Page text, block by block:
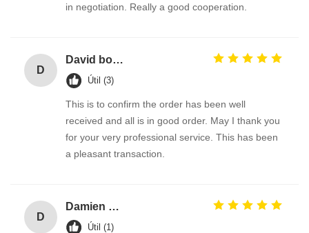
in negotiation. Really a good cooperation.
D
David borland
Útil (3)
This is to confirm the order has been well
received and all is in good order. May I thank you
for your very professional service. This has been
a pleasant transaction.
D
Damien GOURDAIN
Útil (1)